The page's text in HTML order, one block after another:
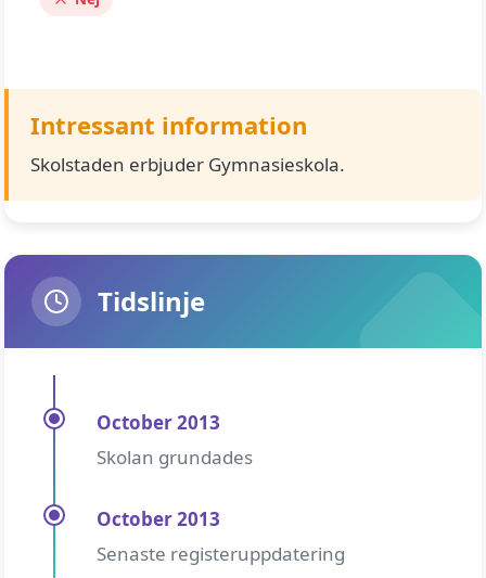
Intressant information
Skolstaden erbjuder Gymnasieskola.
Tidslinje
October 2013
Skolan grundades
October 2013
Senaste registeruppdatering